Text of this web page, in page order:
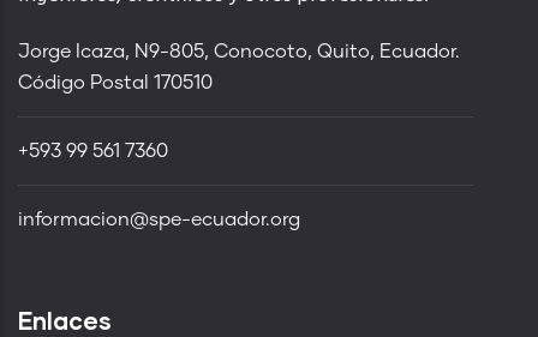
Jorge Icaza, N9-805, Conocoto, Quito, Ecuador.
Código Postal 170510
+593 99 561 7360
informacion@spe-ecuador.org
Enlaces